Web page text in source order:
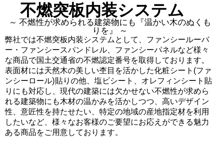
不燃突板内装システム
～ 不燃性が求められる建築物にも『温かい木のぬくも
りを』 ～
弊社では不燃突板内装システムとして、ファンシールーバ
ー・ファンシースパンドレル、ファンシーパネルなど様々
な商品で国土交通省の不燃認定番号を取得しております。
表面材には天然木の美しい杢目を活かした化粧シート(ファ
ンシーロール)貼りの他、塩ビシート、オレフィンシート貼
りにも対応し、現代の建築には欠かせない不燃性が求めら
れる建築物にも木材の温かみを活かしつつ、高いデザイン
性、意匠性を持たせたい、特定の地域の産地指定材を利用
したいなど、様々なお客様のご要望にお応えができる魅力
ある商品をご用意しております。